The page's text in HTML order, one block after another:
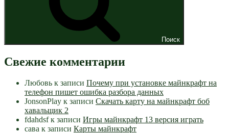
Поиск
Свежие комментарии
Любовь к записи Почему при установке майнкрафт на
телефон пишет ошибка разбора данных
JonsonPlay к записи Скачать карту на майнкрафт боб
хавальщик 2
fdahdsfк записи Игры майнкрафт 13 версия играть
сава к записи Карты майнкрафт